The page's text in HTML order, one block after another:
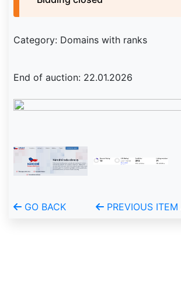
Category: Domains with ranks
End of auction: 22.01.2026
GO BACK PREVIOUS ITEM